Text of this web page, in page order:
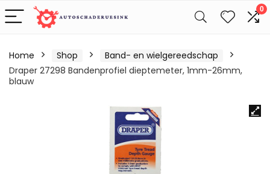
0
Home Shop
Band- en wielgereedschap
Draper 27298 Bandenprofiel dieptemeter, 1mm-26mm,
blauw